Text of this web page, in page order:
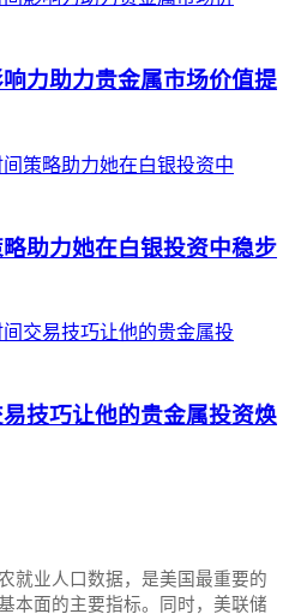
力助力贵金属市场价值提
助力她在白银投资中稳步
技巧让他的贵金属投资焕
就业人口数据，是美国最重要的
本面的主要指标。同时，美联储